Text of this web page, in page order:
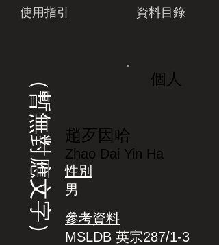
使用指引 資料目錄
（暫無對應文字） 個人
趙歹因哈
Zhao Dai Yin Ha
性別
男
參考資料
MSLDB 英宗287/1-3